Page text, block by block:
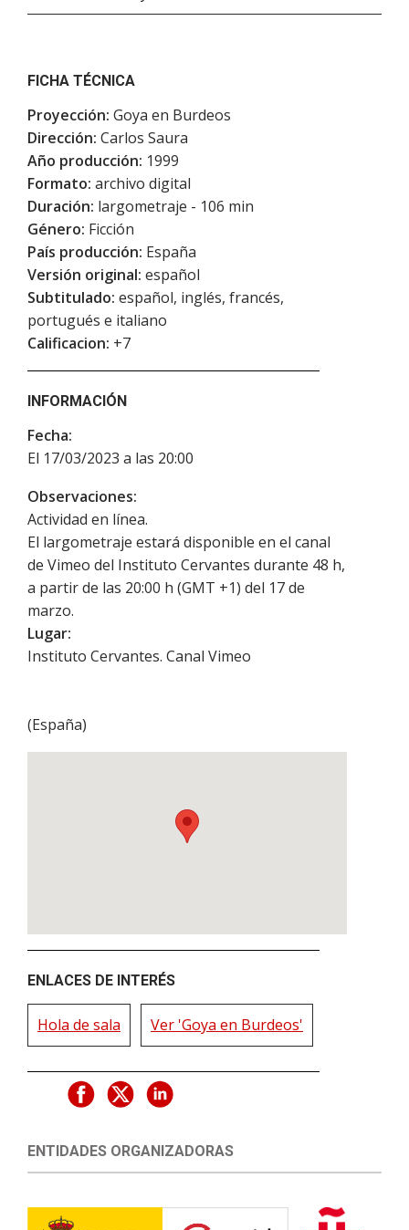
FICHA TÉCNICA
Proyección: Goya en Burdeos
Dirección: Carlos Saura
Año producción: 1999
Formato: archivo digital
Duración: largometraje - 106 min
Género: Ficción
País producción: España
Versión original: español
Subtitulado: español, inglés, francés,
portugués e italiano
Calificacion: +7
INFORMACIÓN
Fecha:
El 17/03/2023 a las 20:00
Observaciones:
Actividad en línea.
El largometraje estará disponible en el canal
de Vimeo del Instituto Cervantes durante 48 h,
a partir de las 20:00 h (GMT +1) del 17 de
marzo.
Lugar:
Instituto Cervantes. Canal Vimeo
(España)
ENLACES DE INTERÉS
Hola de sala Ver 'Goya en Burdeos'
ENTIDADES ORGANIZADORAS